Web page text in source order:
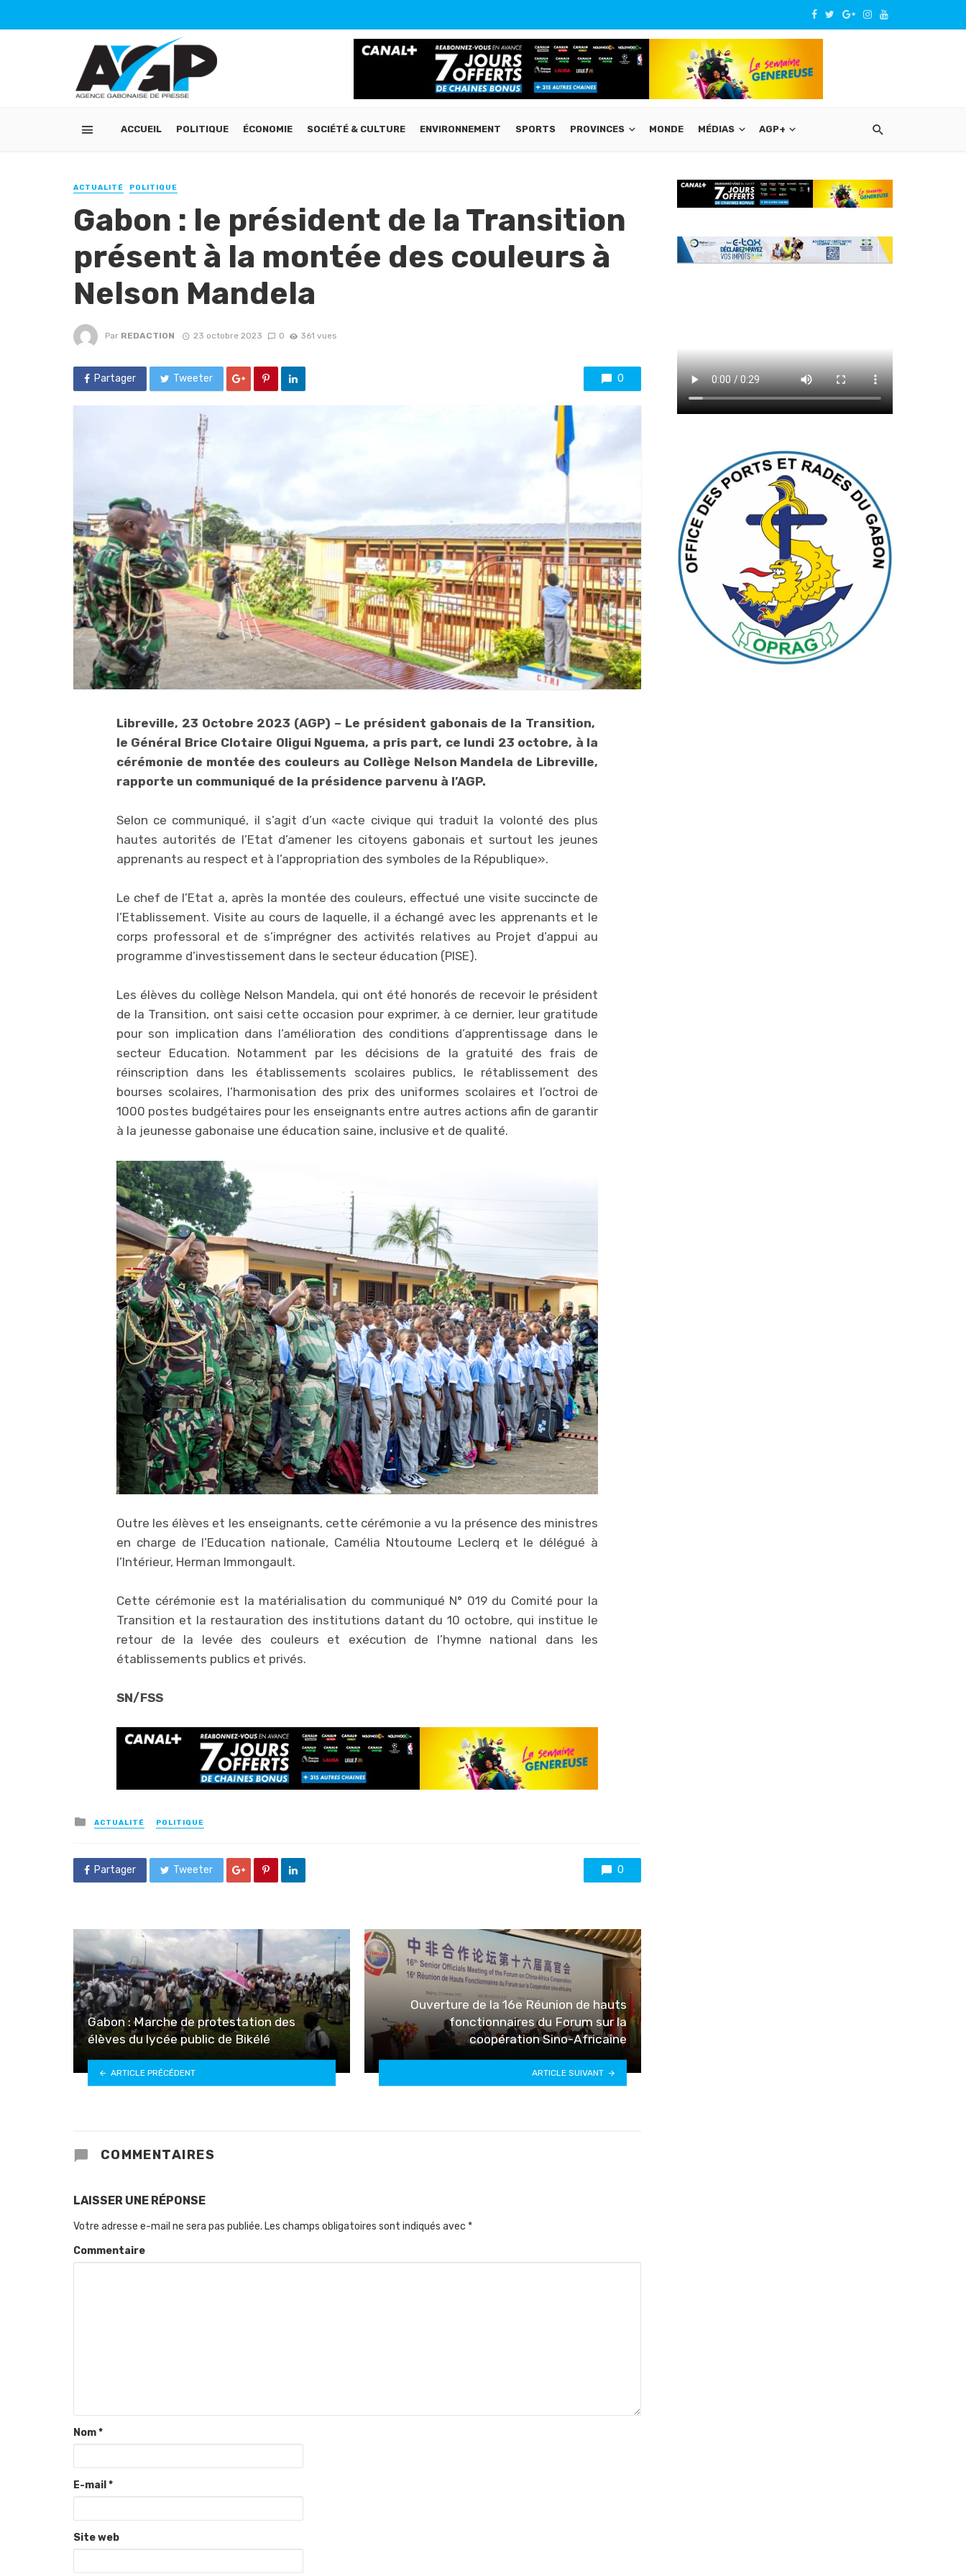
ACCUEIL POLITIQUE ÉCONOMIE SOCIÉTÉ & CULTURE ENVIRONNEMENT SPORTS PROVINCES MONDE MÉDIAS AGP+
ACTUALITÉ POLITIQUE
Gabon : le président de la Transition
présent à la montée des couleurs à
Nelson Mandela
Par REDACTION 23 octobre 2023 0 361 vues
Partager Tweeter 0
Libreville, 23 Octobre 2023 (AGP) – Le président gabonais de la Transition,
le Général Brice Clotaire Oligui Nguema, a pris part, ce lundi 23 octobre, à la
cérémonie de montée des couleurs au Collège Nelson Mandela de Libreville,
rapporte un communiqué de la présidence parvenu à l’AGP.
Selon ce communiqué, il s’agit d’un «acte civique qui traduit la volonté des plus
hautes autorités de l’Etat d’amener les citoyens gabonais et surtout les jeunes
apprenants au respect et à l’appropriation des symboles de la République».
Le chef de l’Etat a, après la montée des couleurs, effectué une visite succincte de
l’Etablissement. Visite au cours de laquelle, il a échangé avec les apprenants et le
corps professoral et de s’imprégner des activités relatives au Projet d’appui au
programme d’investissement dans le secteur éducation (PISE).
Les élèves du collège Nelson Mandela, qui ont été honorés de recevoir le président
de la Transition, ont saisi cette occasion pour exprimer, à ce dernier, leur gratitude
pour son implication dans l’amélioration des conditions d’apprentissage dans le
secteur Education. Notamment par les décisions de la gratuité des frais de
réinscription dans les établissements scolaires publics, le rétablissement des
bourses scolaires, l’harmonisation des prix des uniformes scolaires et l’octroi de
1000 postes budgétaires pour les enseignants entre autres actions afin de garantir
à la jeunesse gabonaise une éducation saine, inclusive et de qualité.
Outre les élèves et les enseignants, cette cérémonie a vu la présence des ministres
en charge de l’Education nationale, Camélia Ntoutoume Leclerq et le délégué à
l’Intérieur, Herman Immongault.
Cette cérémonie est la matérialisation du communiqué N° 019 du Comité pour la
Transition et la restauration des institutions datant du 10 octobre, qui institue le
retour de la levée des couleurs et exécution de l’hymne national dans les
établissements publics et privés.
SN/FSS
Posted
in
ACTUALITÉ POLITIQUE
Partager Tweeter 0
Gabon : Marche de protestation des
élèves du lycée public de Bikélé
ARTICLE PRÉCÉDENT
Ouverture de la 16e Réunion de hauts
fonctionnaires du Forum sur la
coopération Sino-Africaine
ARTICLE SUIVANT
COMMENTAIRES
LAISSER UNE RÉPONSE
Votre adresse e-mail ne sera pas publiée. Les champs obligatoires sont indiqués avec *
Commentaire
Nom*
E-mail *
Site web